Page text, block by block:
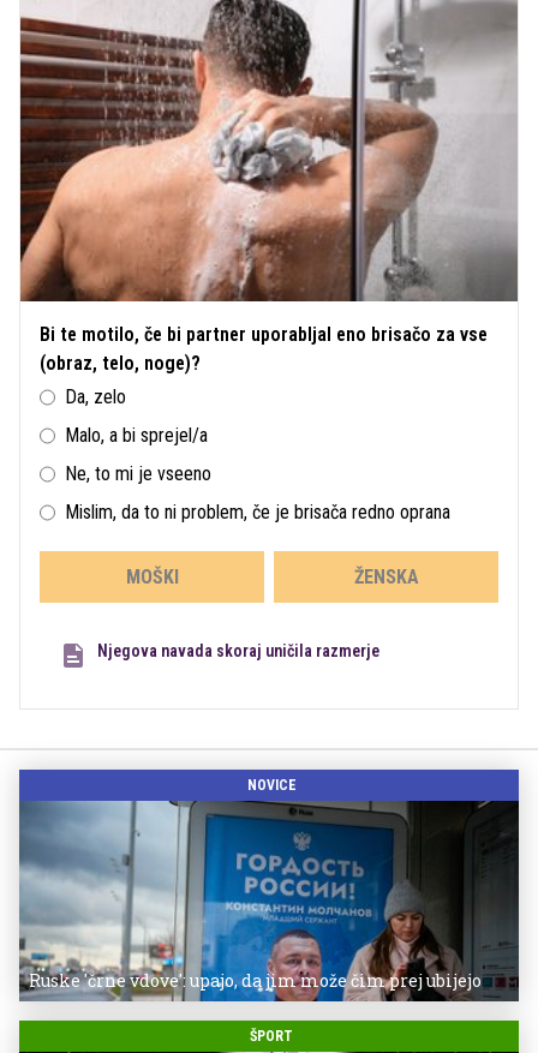
Bi te motilo, če bi partner uporabljal eno brisačo za vse
(obraz, telo, noge)?
Da, zelo
Malo, a bi sprejel/a
Ne, to mi je vseeno
Mislim, da to ni problem, če je brisača redno oprana
MOŠKI ŽENSKA
Njegova navada skoraj uničila razmerje
NOVICE
Ruske 'črne vdove': upajo, da jim može čim prej ubijejo
ŠPORT